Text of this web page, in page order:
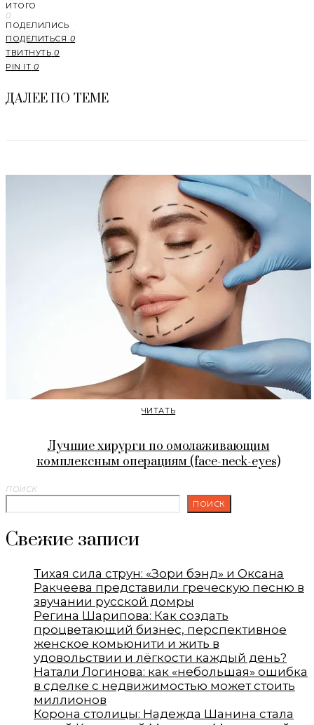
ИТОГО
0
ПОДЕЛИЛИСЬ
ПОДЕЛИТЬСЯ 0
ТВИТНУТЬ 0
PIN IT 0
ДАЛЕЕ ПО ТЕМЕ
ЧИТАТЬ
Лучшие хирурги по омолаживающим
комплексным операциям (face-neck-eyes)
ПОИСК
ПОИСК
Свежие записи
Тихая сила струн: «Зори бэнд» и Оксана
Ракчеева представили греческую песню в
звучании русской домры
Регина Шарипова: Как создать
процветающий бизнес, перспективное
женское комьюнити и жить в
удовольствии и лёгкости каждый день?
Натали Логинова: как «небольшая» ошибка
в сделке с недвижимостью может стоить
миллионов
Корона столицы: Надежда Шанина стала